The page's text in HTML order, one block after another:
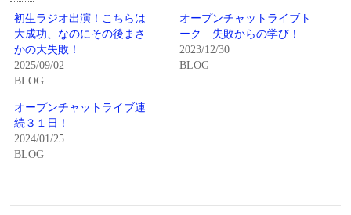
共
有
(新
し
い
ウ
ィ
ン
ド
で
開
き
ま
す)
リ
ッ
ク
し
て
く
(新
し
い
ウ
き
初生ラジオ出演！こちらは
大成功、なのにその後まさ
かの大失敗！
2025/09/02
BLOG
オープンチャットライブト
ーク 失敗からの学び！
2023/12/30
BLOG
オープンチャットライブ連
続３１日！
2024/01/25
BLOG